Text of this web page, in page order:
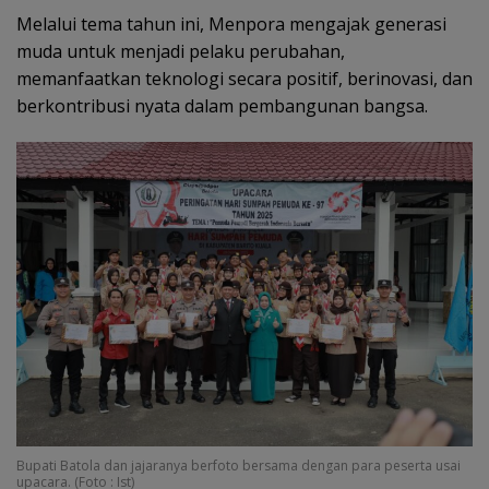
Melalui tema tahun ini, Menpora mengajak generasi
muda untuk menjadi pelaku perubahan,
memanfaatkan teknologi secara positif, berinovasi, dan
berkontribusi nyata dalam pembangunan bangsa.
Bupati Batola dan jajaranya berfoto bersama dengan para peserta usai
upacara. (Foto : Ist)